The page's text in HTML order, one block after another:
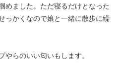
めました。ただ寝るだけとなった
っかくなので娘と一緒に散歩に繰
らのいい匂いもします。